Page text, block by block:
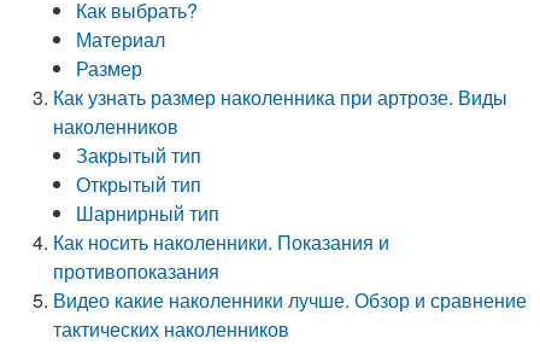
Как выбрать?
Материал
Размер
Как узнать размер наколенника при артрозе. Виды
наколенников
Закрытый тип
Открытый тип
Шарнирный тип
Как носить наколенники. Показания и
противопоказания
Видео какие наколенники лучше. Обзор и сравнение
тактических наколенников